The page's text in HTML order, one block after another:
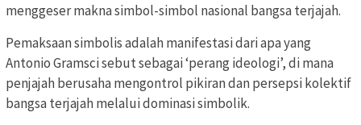
menggeser makna simbol-simbol nasional bangsa terjajah.
Pemaksaan simbolis adalah manifestasi dari apa yang
Antonio Gramsci sebut sebagai ‘perang ideologi’, di mana
penjajah berusaha mengontrol pikiran dan persepsi kolektif
bangsa terjajah melalui dominasi simbolik.